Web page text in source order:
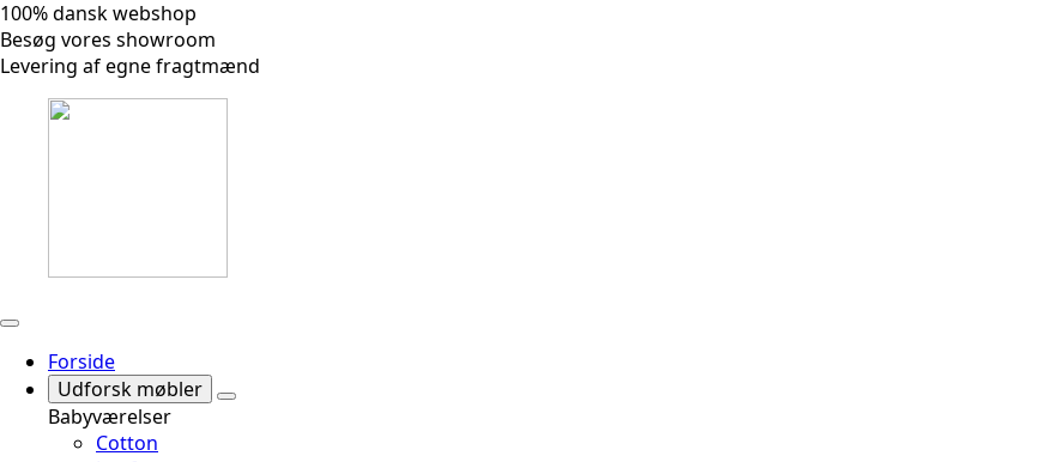
100% dansk webshop
Besøg vores showroom
Levering af egne fragtmænd
Forside
Udforsk møbler
Babyværelser
Cotton